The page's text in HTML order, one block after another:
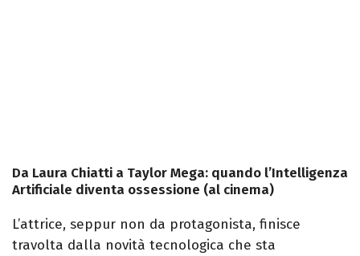
Da Laura Chiatti a Taylor Mega: quando l’Intelligenza
Artificiale diventa ossessione (al cinema)
L’attrice, seppur non da protagonista, finisce
travolta dalla novità tecnologica che sta